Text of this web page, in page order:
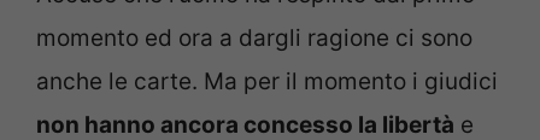
momento ed ora a dargli ragione ci sono
anche le carte. Ma per il momento i giudici
non hanno ancora concesso la libertà e